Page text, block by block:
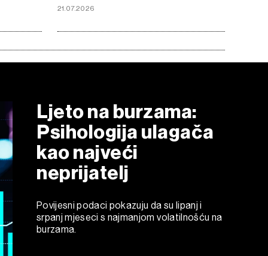
21.07.2026
Ljeto na burzama:
Psihologija ulagača
kao najveći
neprijatelj
Povijesni podaci pokazuju da su lipanj i
srpanj mjeseci s najmanjom volatilnošću na
burzama.